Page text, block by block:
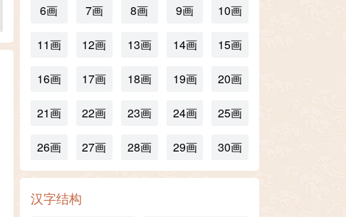
6画 7画 8画 9画 10画
11画 12画 13画 14画 15画
16画 17画 18画 19画 20画
21画 22画 23画 24画 25画
26画 27画 28画 29画 30画
汉字结构